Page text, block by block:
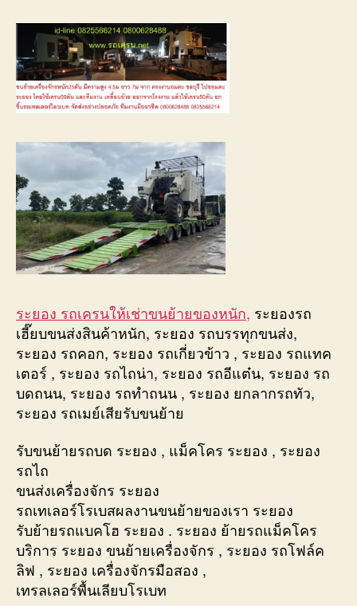
ระยอง รถเครนให้เช่าขนย้ายของหนัก, ระยองรถ
เฮี๊ยบขนส่งสินค้าหนัก, ระยอง รถบรรทุกขนส่ง,
ระยอง รถคอก, ระยอง รถเกี่ยวข้าว , ระยอง รถแทค
เตอร์ , ระยอง รถไถน่า, ระยอง รถอีแต๋น, ระยอง รถ
บดถนน, ระยอง รถทำถนน , ระยอง ยกลากรถทัว,
ระยอง รถเมย์เสียรับขนย้าย
รับขนย้ายรถบด ระยอง , แม็คโคร ระยอง , ระยอง
รถไถ
ขนส่งเครื่องจักร ระยอง
รถเทเลอร์โรเบสผลงานขนย้ายของเรา ระยอง
รับย้ายรถแบคโฮ ระยอง . ระยอง ย้ายรถแม็คโคร
บริการ ระยอง ขนย้ายเครื่องจักร , ระยอง รถโฟล์ค
ลิฟ , ระยอง เครื่องจักรมือสอง ,
เทรลเลอร์พื้นเลียบโรเบท